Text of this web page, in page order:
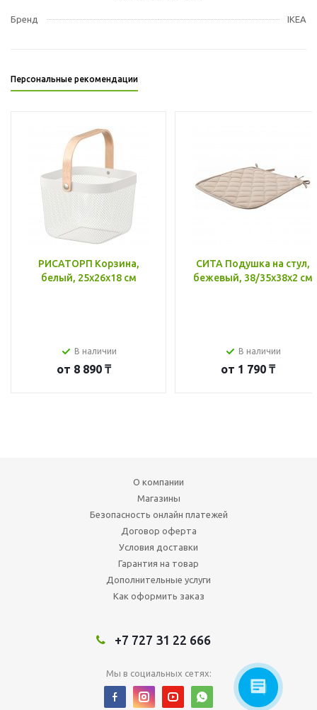
Бренд IKEA
Персональные рекомендации
РИСАТОРП Корзина,
белый, 25x26x18 см
В наличии
от 8 890 ₸
СИТА Подушка на стул,
бежевый, 38/35x38x2 см
В наличии
от 1 790 ₸
О компании
Магазины
Безопасность онлайн платежей
Договор оферта
Условия доставки
Гарантия на товар
Дополнительные услуги
Как оформить заказ
+7 727 31 22 666
Мы в социальных сетях: